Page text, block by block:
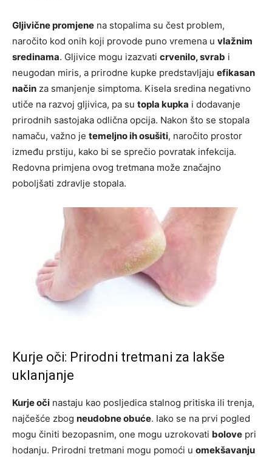
Gljivične promjene na stopalima su čest problem,
naročito kod onih koji provode puno vremena u vlažnim
sredinama. Gljivice mogu izazvati crvenilo, svrab i
neugodan miris, a prirodne kupke predstavljaju efikasan
način za smanjenje simptoma. Kisela sredina negativno
utiče na razvoj gljivica, pa su topla kupka i dodavanje
prirodnih sastojaka odlična opcija. Nakon što se stopala
namaču, važno je temeljno ih osušiti, naročito prostor
između prstiju, kako bi se sprečio povratak infekcija.
Redovna primjena ovog tretmana može značajno
poboljšati zdravlje stopala.
Kurje oči: Prirodni tretmani za lakše
uklanjanje
Kurje oči nastaju kao posljedica stalnog pritiska ili trenja,
najčešće zbog neudobne obuće. Iako se na prvi pogled
mogu činiti bezopasnim, one mogu uzrokovati bolove pri
hodanju. Prirodni tretmani mogu pomoći u omekšavanju